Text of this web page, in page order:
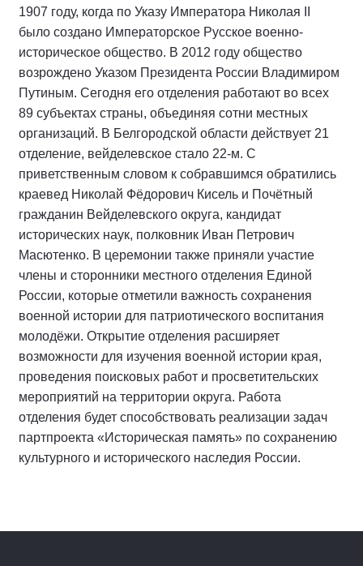
1907 году, когда по Указу Императора Николая II
было создано Императорское Русское военно-
историческое общество. В 2012 году общество
возрождено Указом Президента России Владимиром
Путиным. Сегодня его отделения работают во всех
89 субъектах страны, объединяя сотни местных
организаций. В Белгородской области действует 21
отделение, вейделевское стало 22-м. С
приветственным словом к собравшимся обратились
краевед Николай Фёдорович Кисель и Почётный
гражданин Вейделевского округа, кандидат
исторических наук, полковник Иван Петрович
Масютенко. В церемонии также приняли участие
члены и сторонники местного отделения Единой
России, которые отметили важность сохранения
военной истории для патриотического воспитания
молодёжи. Открытие отделения расширяет
возможности для изучения военной истории края,
проведения поисковых работ и просветительских
мероприятий на территории округа. Работа
отделения будет способствовать реализации задач
партпроекта «Историческая память» по сохранению
культурного и исторического наследия России.